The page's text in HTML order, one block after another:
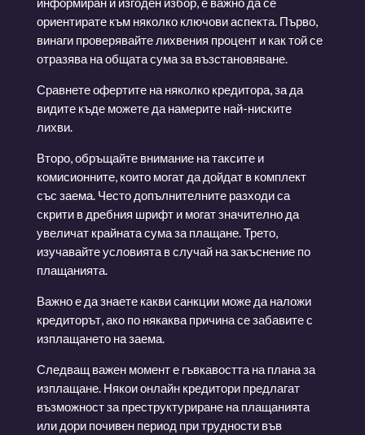
ориентирате към няколко ключови аспекта. Първо,
винаги проверявайте лихвения процент и как той се
отразява на общата сума за възстановяване.
Сравнете офертите на няколко кредитора, за да
видите къде можете да намерите най-ниските
лихви.
Второ, обръщайте внимание на таксите и
комисионните, които могат да дойдат в комплект
със заема. Често допълнителните разходи са
скрити в дребния шрифт и могат значително да
увеличат крайната сума за плащане. Трето,
изучавайте условията в случай на закъснение по
плащанията.
Важно е да знаете какви санкции може да наложи
кредиторът, ако по някаква причина се забавите с
изплащането на заема.
Следващ важен момент е гъвкавостта на плана за
изплащане. Някои онлайн кредитори предлагат
възможност за преструктуриране на плащанията
или дори почивен период при трудности във